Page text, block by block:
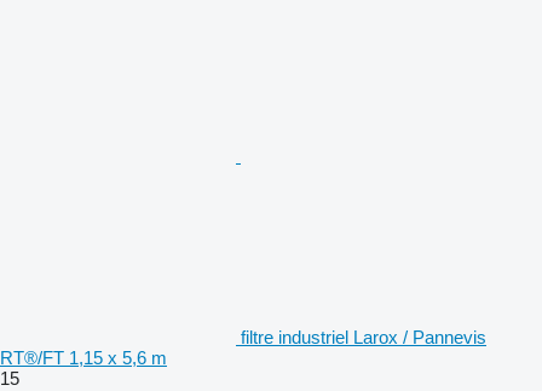
filtre industriel Larox / Pannevis
RT®/FT 1,15 x 5,6 m
15